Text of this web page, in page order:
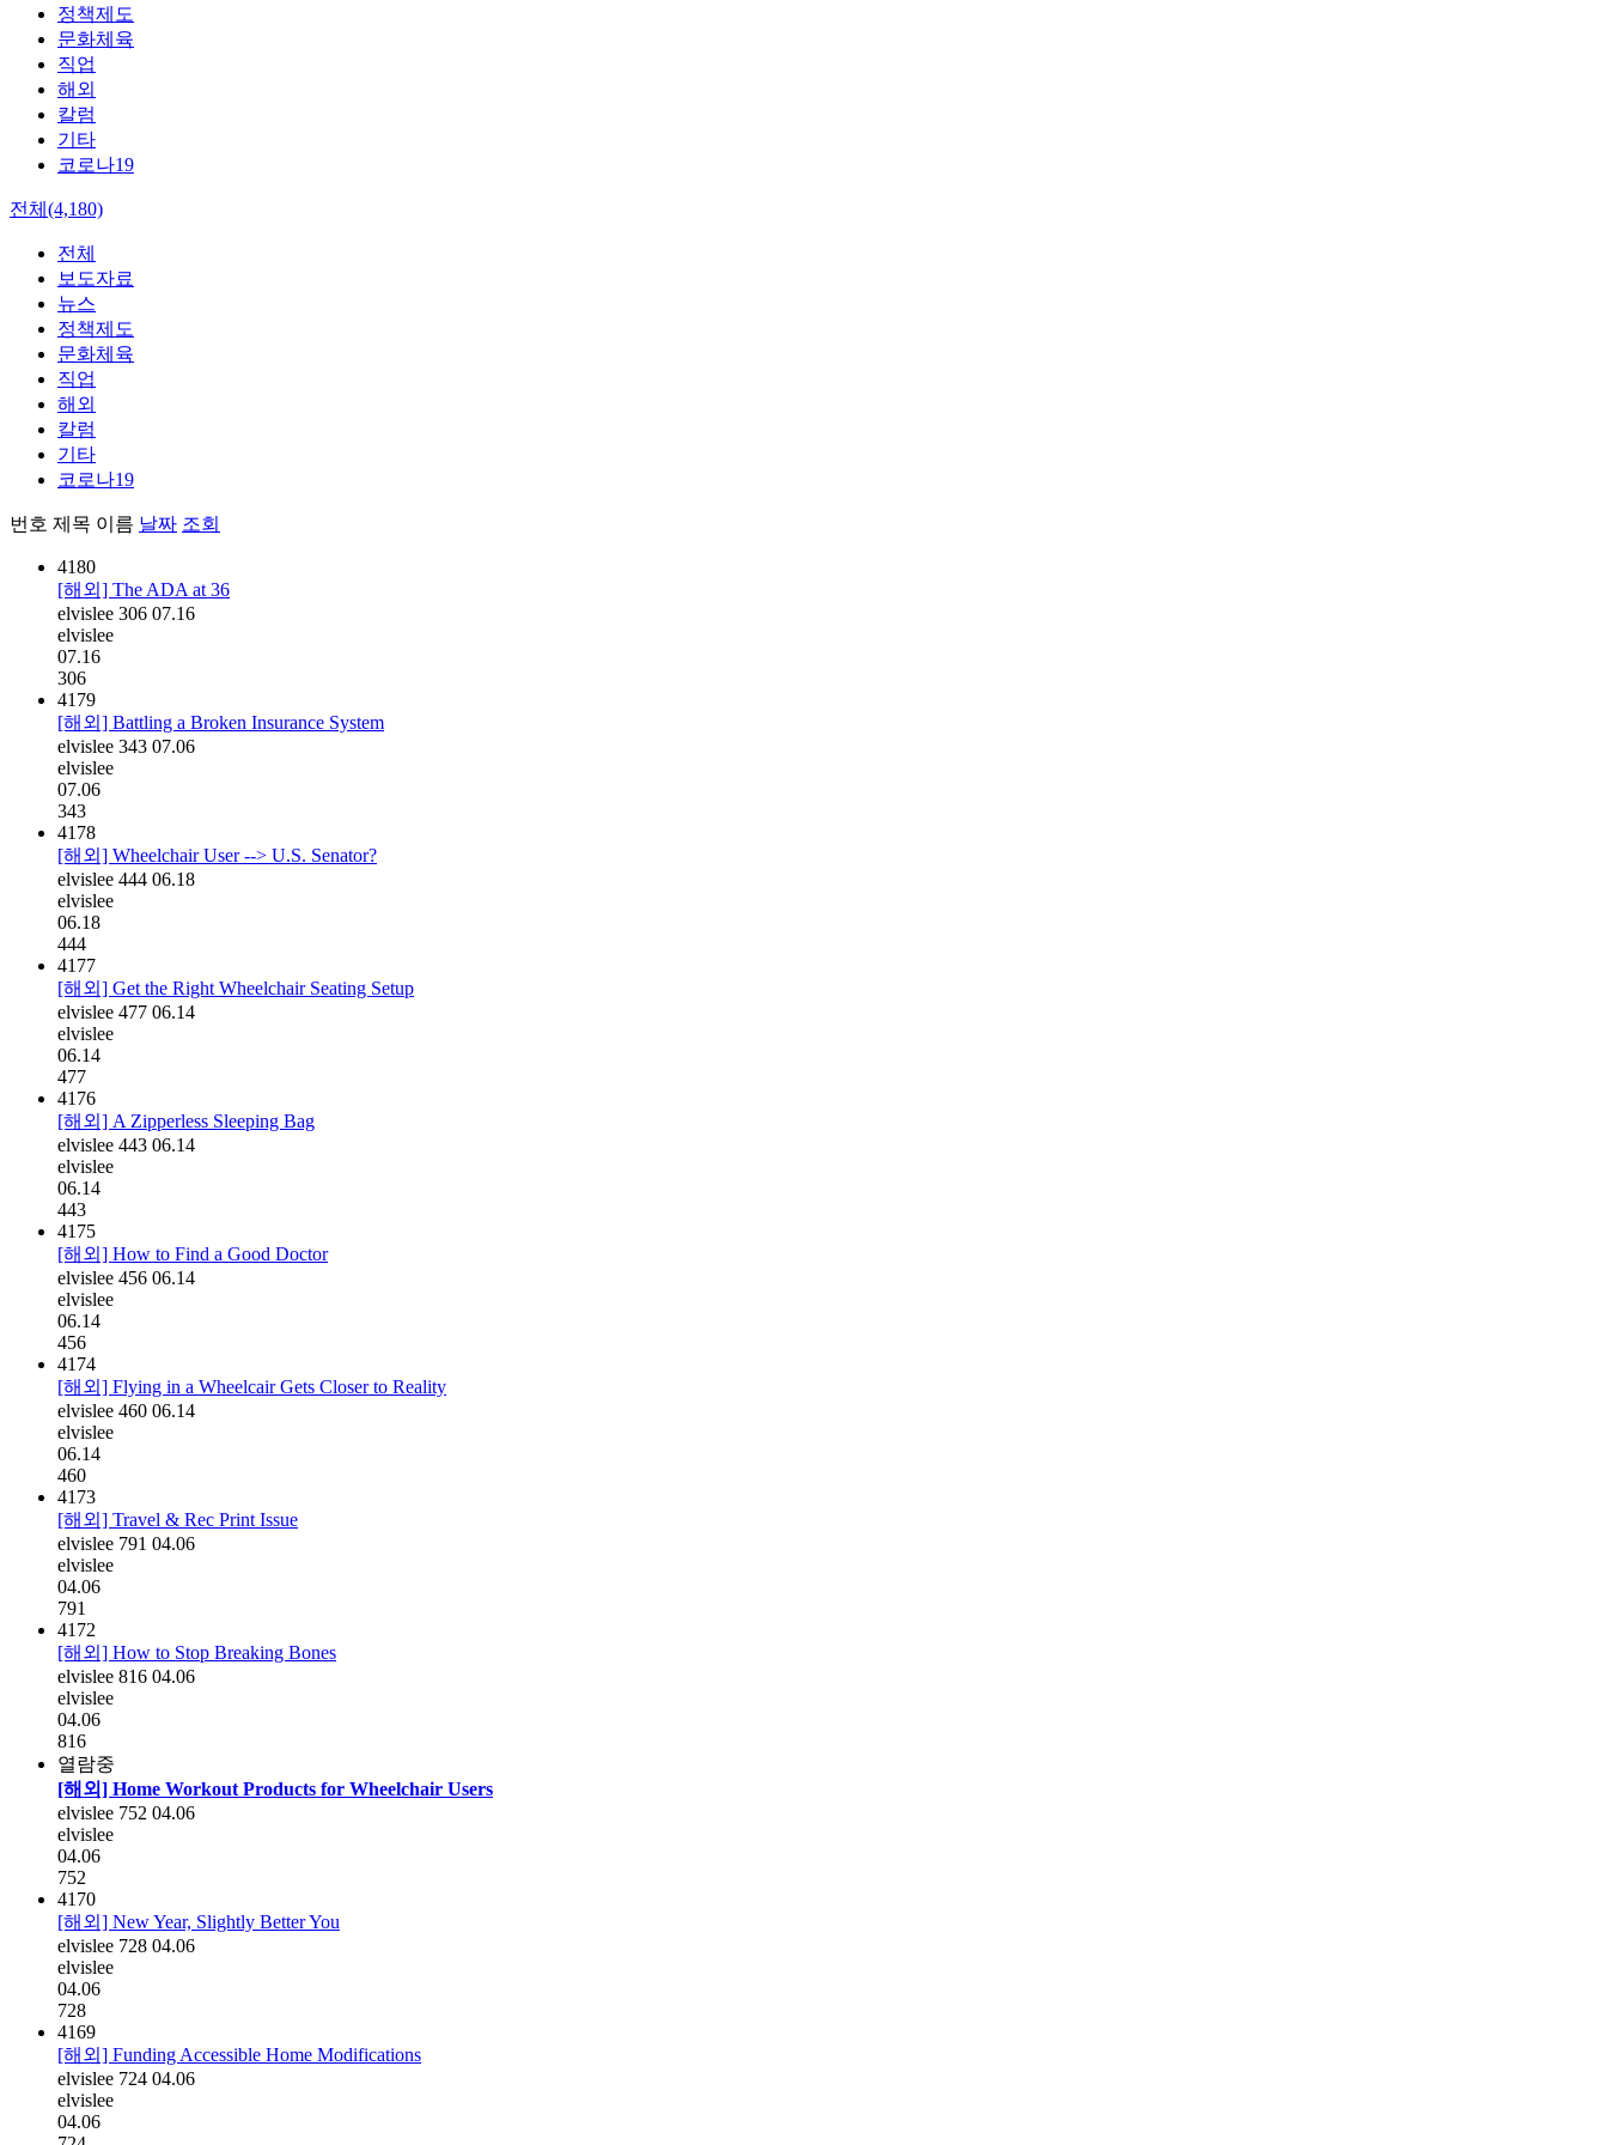
정책제도
문화체육
직업
해외
칼럼
기타
코로나19
전체(4,180)
전체
보도자료
뉴스
정책제도
문화체육
직업
해외
칼럼
기타
코로나19
번호 제목 이름 날짜 조회
4180
[해외] The ADA at 36
elvislee 306 07.16
elvislee
07.16
306
4179
[해외] Battling a Broken Insurance System
elvislee 343 07.06
elvislee
07.06
343
4178
[해외] Wheelchair User --> U.S. Senator?
elvislee 444 06.18
elvislee
06.18
444
4177
[해외] Get the Right Wheelchair Seating Setup
elvislee 477 06.14
elvislee
06.14
477
4176
[해외] A Zipperless Sleeping Bag
elvislee 443 06.14
elvislee
06.14
443
4175
[해외] How to Find a Good Doctor
elvislee 456 06.14
elvislee
06.14
456
4174
[해외] Flying in a Wheelcair Gets Closer to Reality
elvislee 460 06.14
elvislee
06.14
460
4173
[해외] Travel & Rec Print Issue
elvislee 791 04.06
elvislee
04.06
791
4172
[해외] How to Stop Breaking Bones
elvislee 816 04.06
elvislee
04.06
816
열람중
[해외] Home Workout Products for Wheelchair Users
elvislee 752 04.06
elvislee
04.06
752
4170
[해외] New Year, Slightly Better You
elvislee 728 04.06
elvislee
04.06
728
4169
[해외] Funding Accessible Home Modifications
elvislee 724 04.06
elvislee
04.06